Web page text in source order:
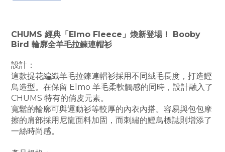
CHUMS 經典「Elmo Fleece」煥新登場！ Booby
Bird 輪廓全羊毛拉鍊連帽衫
設計：
這款提花編織羊毛拉鍊連帽衫採用不同絨毛長度，打造鰹
鳥造型。在保留 Elmo 羊毛柔軟觸感的同時，設計融入了
CHUMS 特有的俏皮元素。
寬鬆的輪廓可與運動衫等較厚的內衣內搭。容易與包包摩
擦的肩部採用尼龍面料加固，而刺繡的鰹鳥標誌則增添了
一絲時尚感。